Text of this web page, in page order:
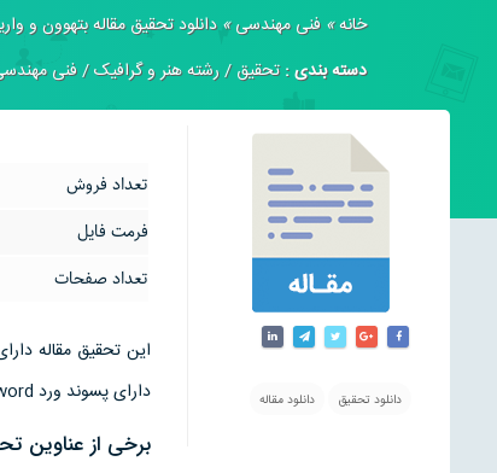
خانه» فنی مهندسی» دانلود تحقیق مقاله بتهوون و
دسته بندی :تحقیق/رشته هنر و گرافیک/فنی
دانلود تحقیق دانلود مقاله
تعداد فروش
فرمت فایل
تعداد صفحات
دارای پسوند ورد word قابل ویرایش است
برخی از عناوین